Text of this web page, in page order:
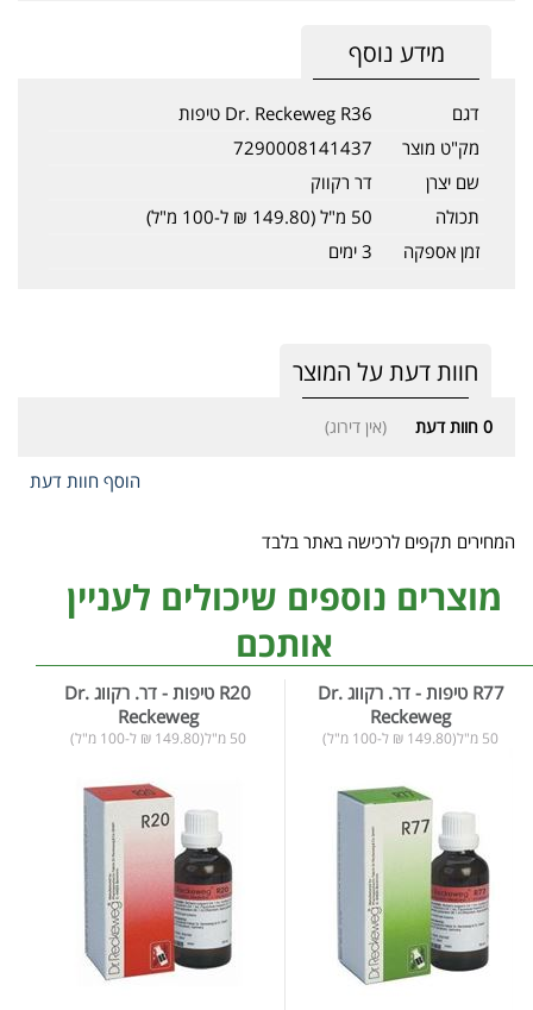
מידע נוסף
דגם
Dr. Reckeweg R36 טיפות
מק"ט מוצר
7290008141437
שם יצרן
דר רקווק
תכולה
50 מ"ל (149.80 ₪ ל-100 מ"ל)
זמן אספקה
3 ימים
חוות דעת על המוצר
0 חוות דעת (אין דירוג)
הוסף חוות דעת
המחירים תקפים לרכישה באתר בלבד
מוצרים נוספים שיכולים לעניין
אותכם
R77 טיפות - דר. רקווג Dr.
Reckeweg
50 מ"ל(149.80 ₪ ל-100 מ"ל)
R20 טיפות - דר. רקווג Dr.
Reckeweg
50 מ"ל(149.80 ₪ ל-100 מ"ל)